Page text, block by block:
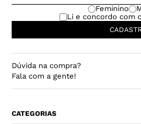
Feminino
Li e concordo com
Dúvida na compra?
Fala com a gente!
CATEGORIAS